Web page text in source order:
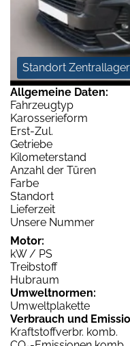
Standort Zentrallager
Allgemeine Daten:
Fahrzeugtyp
Karosserieform
Erst-Zul.
Getriebe
Kilometerstand
Anzahl der Türen
Farbe
Standort
Lieferzeit
Unsere Nummer
Motor:
kW / PS
Treibstoff
Hubraum
Umweltnormen:
Umweltplakette
Verbrauch und
Kraftstoffverbr. komb.